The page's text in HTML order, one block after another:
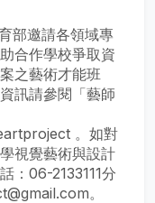
部邀請各領域專
合作學校爭取資
之藝術才能班
訊請參閱「藝師
。如對
視覺藝術與設計
：06-2133111分
。